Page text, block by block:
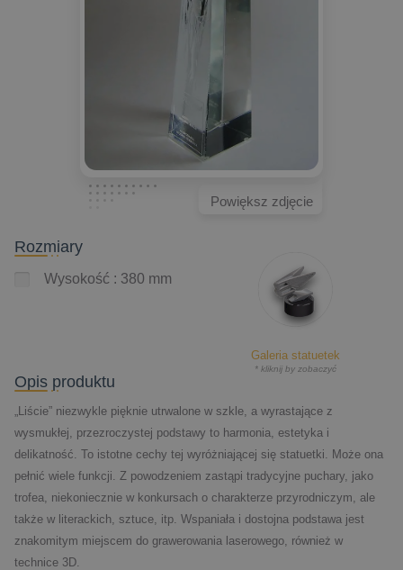
Powiększ zdjęcie
Rozmiary
Wysokość : 380 mm
Galeria statuetek
* kliknij by zobaczyć
Opis produktu
„Liście” niezwykle pięknie utrwalone w szkle, a wyrastające z
wysmukłej, przezroczystej podstawy to harmonia, estetyka i
delikatność. To istotne cechy tej wyróżniającej się statuetki. Może ona
pełnić wiele funkcji. Z powodzeniem zastąpi tradycyjne puchary, jako
trofea, niekoniecznie w konkursach o charakterze przyrodniczym, ale
także w literackich, sztuce, itp. Wspaniała i dostojna podstawa jest
znakomitym miejscem do grawerowania laserowego, również w
technice 3D.